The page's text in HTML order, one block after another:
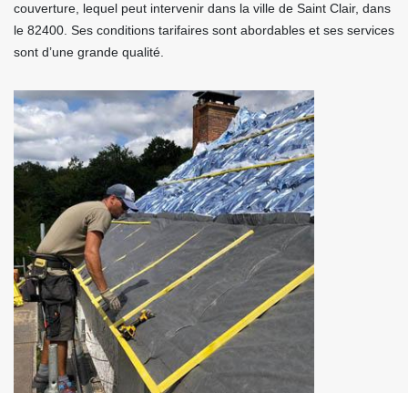
couverture, lequel peut intervenir dans la ville de Saint Clair, dans
le 82400. Ses conditions tarifaires sont abordables et ses services
sont d’une grande qualité.